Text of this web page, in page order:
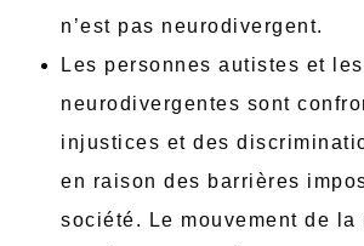
n’est pas neurodivergent.
Les personnes autistes et
neurodivergentes sont
injustices et des
en raison des barrières
société. Le mouvement de